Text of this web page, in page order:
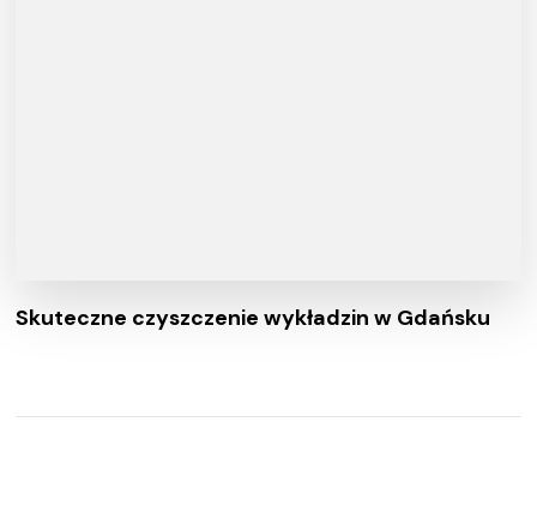
Skuteczne czyszczenie wykładzin w Gdańsku